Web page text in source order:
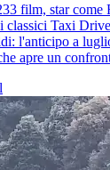
film, star come
classici Taxi
l'anticipo a
apre un